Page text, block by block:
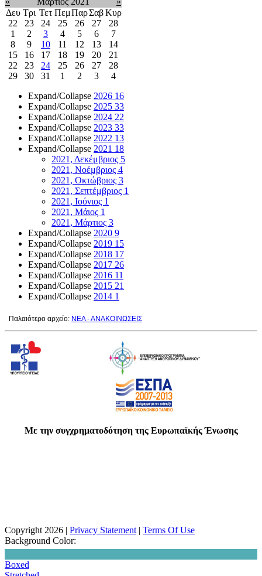
Δευ Τρι Τετ ΠεμΠαρΣαβΚυρ
22
23 24 25 26 27
28
1
2 3 4 5 6
7
8
9 10 11 12 13
14
15
16 17 18 19 20
21
22
23 24 25 26 27
28
29
30 31 1 2 3
4
Expand/Collapse 2026 16
Expand/Collapse 2025 33
Expand/Collapse 2024 22
Expand/Collapse 2023 33
Expand/Collapse 2022 13
Expand/Collapse 2021 18
2021, Δεκέμβριος 5
2021, Νοέμβριος 4
2021, Οκτώβριος 3
2021, Σεπτέμβριος 1
2021, Ιούνιος 1
2021, Μάιος 1
2021, Μάρτιος 3
Expand/Collapse 2020 9
Expand/Collapse 2019 15
Expand/Collapse 2018 17
Expand/Collapse 2017 26
Expand/Collapse 2016 11
Expand/Collapse 2015 21
Expand/Collapse 2014 1
Παλαιότερο αρχείο: ΝΕΑ - ΑΝΑΚΟΙΝΩΣΕΙΣ
Με την συγχρηματοδότηση της Ευρωπαϊκής Ένωσης
Copyright 2026 | Privacy Statement | Terms Of Use
Background Color:
Boxed